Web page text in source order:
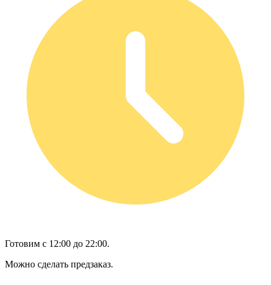
Готовим с 12:00 до 22:00.
Можно сделать предзаказ.